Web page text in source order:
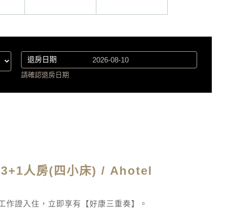
退房日期
請確認退房日期
人房(四小床) / Ahotel
作證入住，立即享有【好康三重奏】。